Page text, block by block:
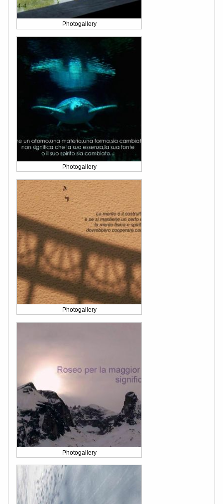
Photogallery
Photogallery
Photogallery
Photogallery